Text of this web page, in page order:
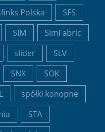
Polska
SFS
SIM
SimFabric
slider
SLV
SNX
SOK
spółki konopne
STA